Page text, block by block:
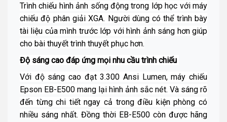
Trình chiếu hình ảnh sống động trong lớp học với máy
chiếu độ phân giải XGA. Người dùng có thể trình bày
tài liệu của mình trước lớp với hình ảnh sáng hơn giúp
cho bài thuyết trình thuyết phục hơn.
Độ sáng cao đáp ứng mọi nhu cầu trình chiếu
Với độ sáng cao đạt 3.300 Ansi Lumen, máy chiếu
Epson EB-E500 mang lại hình ảnh sắc nét. Và sáng rõ
đến từng chi tiết ngay cả trong điều kiện phòng có
nhiều sáng nhất. Đồng thời EB-E500 còn được hãng